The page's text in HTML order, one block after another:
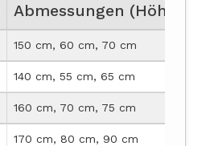
Abmessungen (Höhe,
150 cm, 60 cm, 70 cm
140 cm, 55 cm, 65 cm
160 cm, 70 cm, 75 cm
170 cm, 80 cm, 90 cm